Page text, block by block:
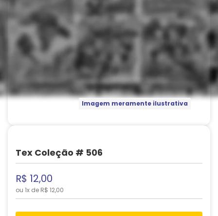
Imagem meramente ilustrativa
Tex Coleção # 506
R$ 12,00
ou 1x de R$ 12,00